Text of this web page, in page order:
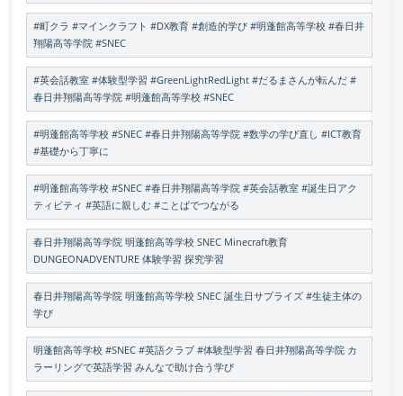
#町クラ #マインクラフト #DX教育 #創造的学び #明蓬館高等学校 #春日井
翔陽高等学院 #SNEC
#英会話教室 #体験型学習 #GreenLightRedLight #だるまさんが転んだ #
春日井翔陽高等学院 #明蓬館高等学校 #SNEC
#明蓬館高等学校 #SNEC #春日井翔陽高等学院 #数学の学び直し #ICT教育
#基礎から丁寧に
#明蓬館高等学校 #SNEC #春日井翔陽高等学院 #英会話教室 #誕生日アク
ティビティ #英語に親しむ #ことばでつながる
春日井翔陽高等学院 明蓬館高等学校 SNEC Minecraft教育
DUNGEONADVENTURE 体験学習 探究学習
春日井翔陽高等学院 明蓬館高等学校 SNEC 誕生日サプライズ #生徒主体の
学び
明蓬館高等学校 #SNEC #英語クラブ #体験型学習 春日井翔陽高等学院 カ
ラーリングで英語学習 みんなで助け合う学び